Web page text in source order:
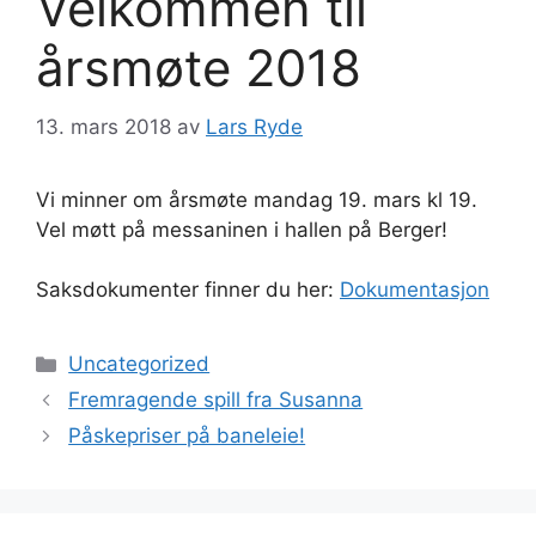
årsmøte 2018
13. mars 2018 av Lars Ryde
Vi minner om årsmøte mandag 19. mars kl 19.
Vel møtt på messaninen i hallen på Berger!
Saksdokumenter finner du her: Dokumentasjon
Kategorier
Uncategorized
Fremragende spill fra Susanna
Påskepriser på baneleie!